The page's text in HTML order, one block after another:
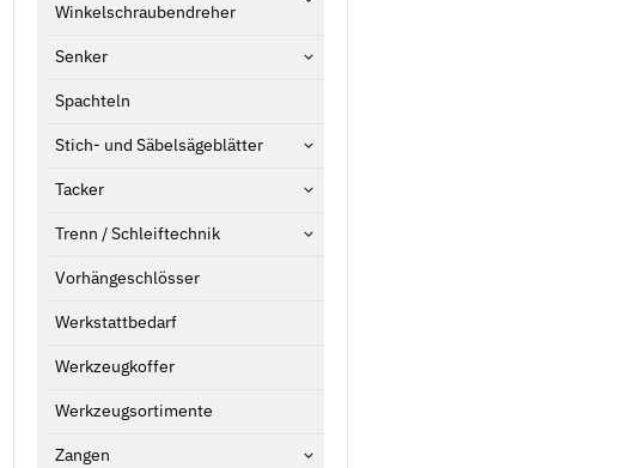
Winkelschraubendreher
Senker
Spachteln
Stich- und Säbelsägeblätter
Tacker
Trenn / Schleiftechnik
Vorhängeschlösser
Werkstattbedarf
Werkzeugkoffer
Werkzeugsortimente
Zangen